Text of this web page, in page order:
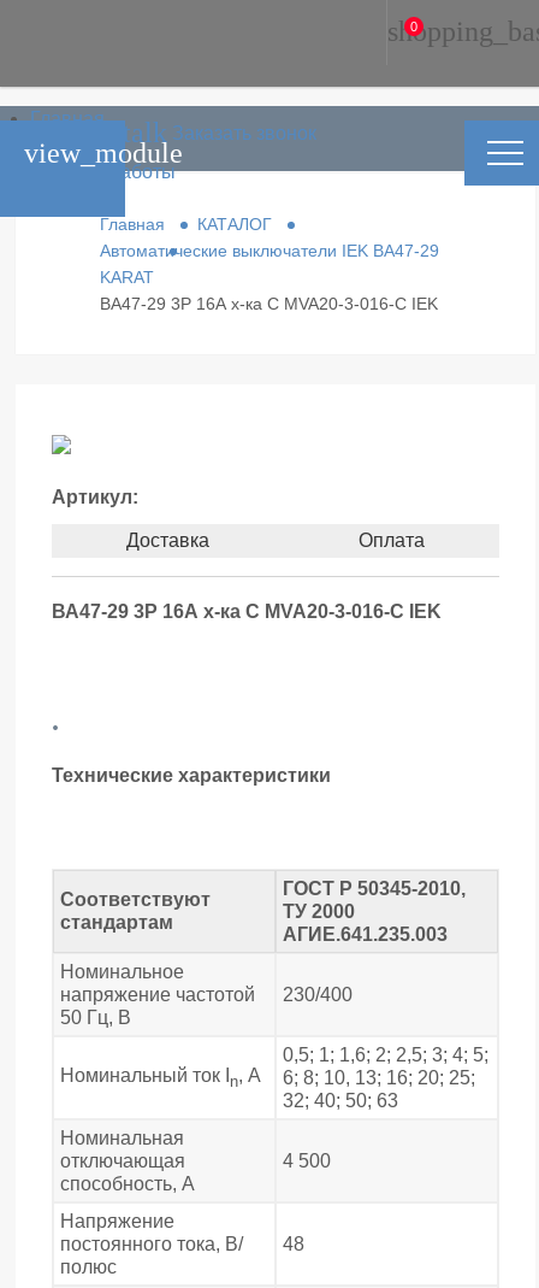
phone_in_talk Заказать звонок
Главная
Каталог
Условия работы
0
Главная
КАТАЛОГ
Автоматические выключатели IEK ВА47-29
KARAT
ВА47-29 3Р 16А х-ка С MVA20-3-016-С IEK
Артикул:
Доставка Оплата
ВА47-29 3Р 16А х-ка С MVA20-3-016-С IEK
.
Технические характеристики
Соответствуют
стандартам
ГОСТ Р 50345-2010,
ТУ 2000
АГИЕ.641.235.003
Номинальное
напряжение частотой
50 Гц, В
230/400
Номинальный ток I n, А
0,5; 1; 1,6; 2; 2,5; 3; 4; 5;
6; 8; 10, 13; 16; 20; 25;
32; 40; 50; 63
Номинальная
отключающая
способность, А
4 500
Напряжение
постоянного тока, В/
полюс
48
view_module